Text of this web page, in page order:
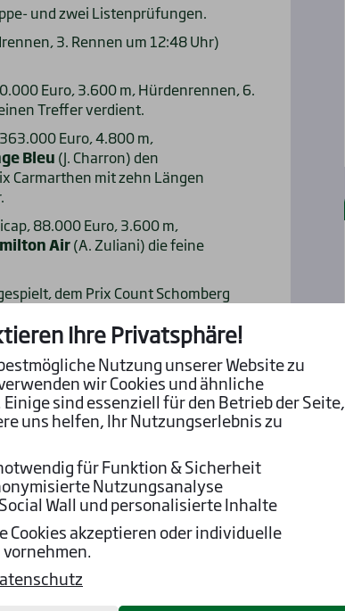
und zwei Listenprüfungen.
3. Rennen um 12:48 Uhr)
Euro, 3.600 m, Hürdenrennen, 6.
Treffer verdient.
Euro, 4.800 m,
Bleu (J. Charron) den
Carmarthen mit zehn Längen
88.000 Euro, 3.600 m,
Air(A. Zuliani) die feine
dem Prix Count Schomberg
Lesen Sie dazu bitte
– Lombo Sacre (6)
Saint Geny (6) – Rosarinho Has
(11) - Santander (6)
Gosse (7) – Lascar d’Airy (11)
– Pas de Quartier (6) – Liverpool
Wulf (10) - Malaise (5)
(3) - Lou Fast (5)
Ihre Privatsphäre!
Nutzung unserer Website zu
wir Cookies und ähnliche
sind essenziell für den Betrieb der Seite,
uns helfen, Ihr Nutzungserlebnis zu
für Funktion & Sicherheit
Nutzungsanalyse
Wall und personalisierte Inhalte
Cookies akzeptieren oder individuelle